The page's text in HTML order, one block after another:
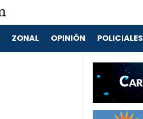
ZONAL OPINIÓN POLICIALES